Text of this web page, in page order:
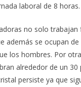
laboral de 8 horas.
no solo
además se ocupan
los hombres. Por
alrededor de un
persiste ya que